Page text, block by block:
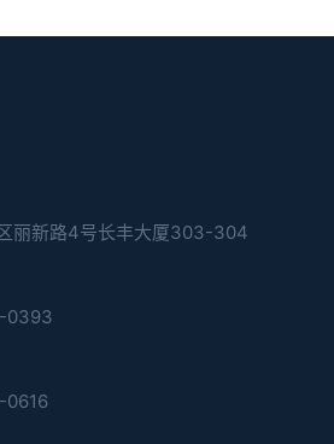
丽新路4号长丰大厦303-304
0393
0616